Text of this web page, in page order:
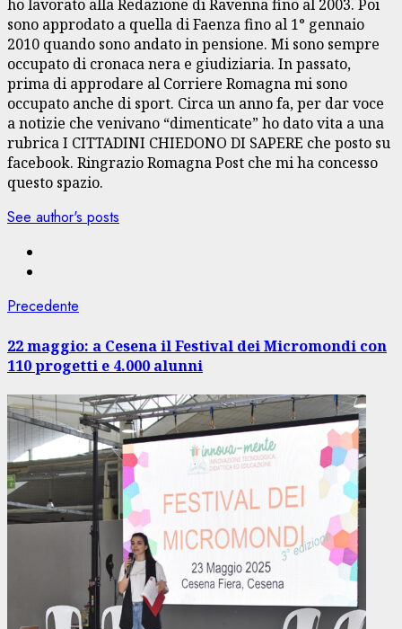
ho lavorato alla Redazione di Ravenna fino al 2003. Poi
sono approdato a quella di Faenza fino al 1° gennaio
2010 quando sono andato in pensione. Mi sono sempre
occupato di cronaca nera e giudiziaria. In passato,
prima di approdare al Corriere Romagna mi sono
occupato anche di sport. Circa un anno fa, per dar voce
a notizie che venivano “dimenticate” ho dato vita a una
rubrica I CITTADINI CHIEDONO DI SAPERE che posto su
facebook. Ringrazio Romagna Post che mi ha concesso
questo spazio.
See author's posts
Navigazione
articolo
Precedente
22 maggio: a Cesena il Festival dei Micromondi con
110 progetti e 4.000 alunni